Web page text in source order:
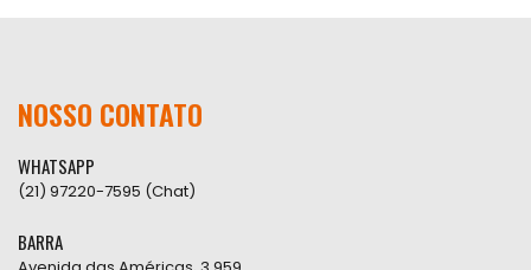
NOSSO CONTATO
WHATSAPP
(21) 97220-7595 (Chat)
BARRA